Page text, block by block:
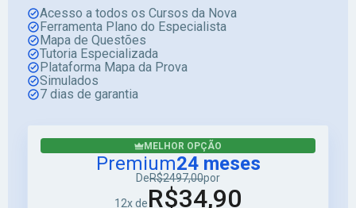
Acesso a todos os Cursos da Nova
Ferramenta Plano do Especialista
Mapa de Questões
Tutoria Especializada
Plataforma Mapa da Prova
Simulados
7 dias de garantia
MELHOR OPÇÃO
Premium24 meses
DeR$2497,00por
12x deR$34,90